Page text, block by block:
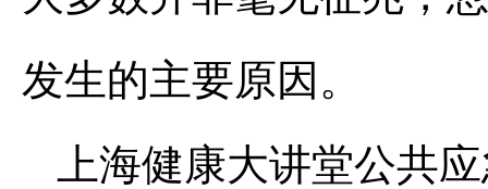
发生的主要原因。
上海健康大讲堂公共